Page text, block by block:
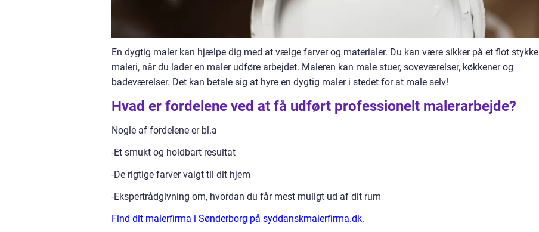
En dygtig maler kan hjælpe dig med at vælge farver og materialer. Du kan være sikker på et flot stykke
maleri, når du lader en maler udføre arbejdet. Maleren kan male stuer, soveværelser, køkkener og
badeværelser. Det kan betale sig at hyre en dygtig maler i stedet for at male selv!
Hvad er fordelene ved at få udført professionelt malerarbejde?
Nogle af fordelene er bl.a
-Et smukt og holdbart resultat
-De rigtige farver valgt til dit hjem
-Ekspertrådgivning om, hvordan du får mest muligt ud af dit rum
Find dit malerfirma i Sønderborg på syddanskmalerfirma.dk.